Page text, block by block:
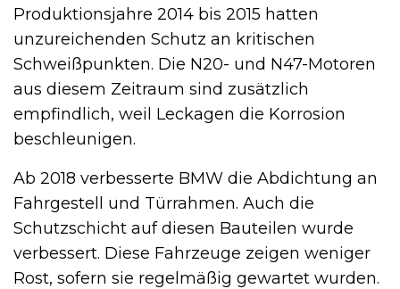
Produktionsjahre 2014 bis 2015 hatten
unzureichenden Schutz an kritischen
Schweißpunkten. Die N20- und N47-Motoren
aus diesem Zeitraum sind zusätzlich
empfindlich, weil Leckagen die Korrosion
beschleunigen.
Ab 2018 verbesserte BMW die Abdichtung an
Fahrgestell und Türrahmen. Auch die
Schutzschicht auf diesen Bauteilen wurde
verbessert. Diese Fahrzeuge zeigen weniger
Rost, sofern sie regelmäßig gewartet wurden.